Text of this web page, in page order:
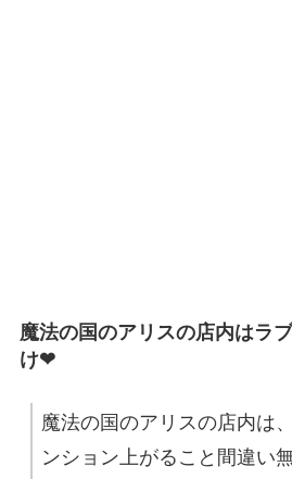
魔法の国のアリスの店内はラ
け❤
魔法の国のアリスの店内は
ンション上がること間違い